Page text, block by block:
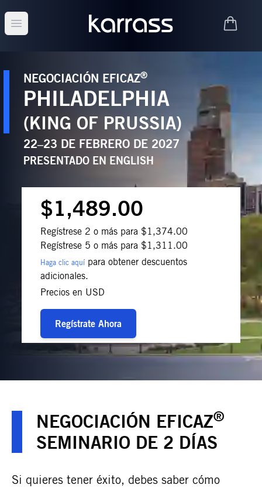
Open main menu
NEGOCIACIÓN EFICAZ®
PHILADELPHIA
(KING OF PRUSSIA)
22–23 DE FEBRERO DE 2027
PRESENTADO EN ENGLISH
$1,489.00
Regístrese 2 o más para $1,374.00
Regístrese 5 o más para $1,311.00
Haga clic aquí para obtener descuentos
adicionales.
Precios en USD
Regístrate Ahora
NEGOCIACIÓN EFICAZ®
SEMINARIO DE 2 DÍAS
Si quieres tener éxito, debes saber cómo